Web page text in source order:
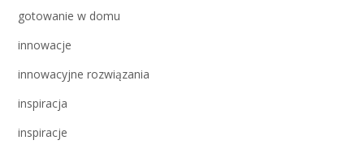
gotowanie w domu
innowacje
innowacyjne rozwiązania
inspiracja
inspiracje